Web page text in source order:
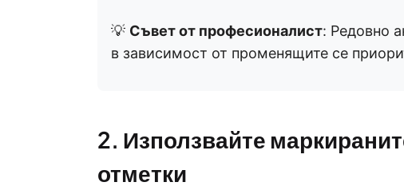
💡 Съвет от професионалист: Редовно
в зависимост от променящите се
2. Използвайте
отметки